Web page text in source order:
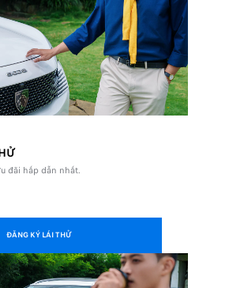
đãi hấp dẫn nhất.
ĐĂNG KÝ LÁI THỬ